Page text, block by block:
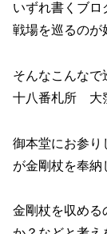
いずれ書くブロ
戦場を巡るのが
そんなこんなで
十八番札所 大
御本堂にお参り
が金剛杖を奉納
金剛杖を収める